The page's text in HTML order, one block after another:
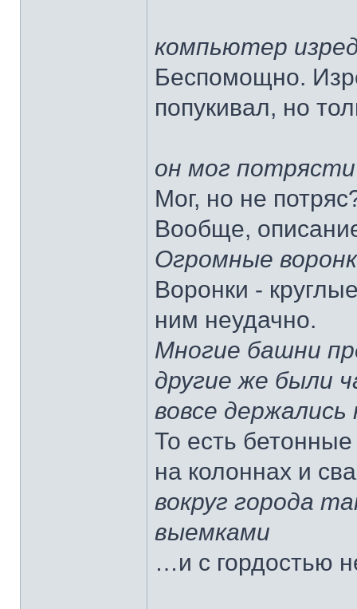
компьютер
Беспомощно.
попукивал, но
он мог
Мог, но не
Вообще,
Огромные
Воронки -
ним неудачно.
Многие башни
другие же были
вовсе держались
То есть
на колоннах и
вокруг города
выемками
…и с гордостью